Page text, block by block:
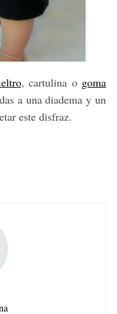
, cartulina o goma
a una diadema y un
este disfraz.